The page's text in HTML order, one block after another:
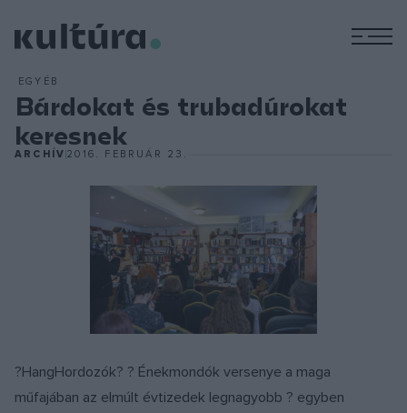
EGYÉB
Bárdokat és trubadúrokat
keresnek
ARCHÍV2016. FEBRUÁR 23.
?HangHordozók? ? Énekmondók versenye a maga
műfajában az elmúlt évtizedek legnagyobb ? egyben